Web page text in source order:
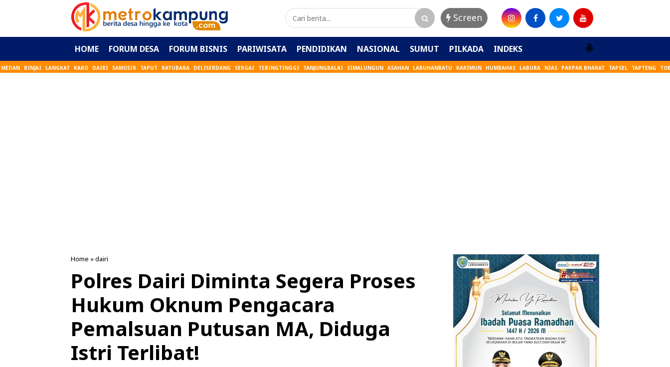
Screen
HOME FORUM DESA FORUM BISNIS PARIWISATA PENDIDIKAN NASIONAL SUMUT PILKADA INDEKS
MEDAN BINJAI LANGKAT KARO DAIRI SAMOSIR TAPUT BATUBARA DELISERDANG SERGAI TEBINGTINGGI TANJUNGBALAI SIMALUNGUN ASAHAN LABUHANBATU KARIMUN HUMBAHAS LABURA NIAS PAKPAK BHARAT TAPSEL TAPTENG
Home »dairi
Polres Dairi Diminta Segera Proses
Hukum Oknum Pengacara
Pemalsuan Putusan MA, Diduga
Istri Terlibat!